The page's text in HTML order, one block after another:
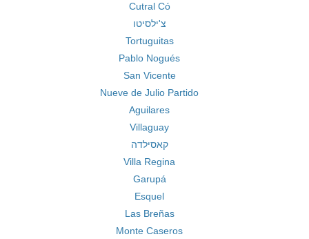
Cutral Có
צ'ילסיטו
Tortuguitas
Pablo Nogués
San Vicente
Nueve de Julio Partido
Aguilares
Villaguay
קאסילדה
Villa Regina
Garupá
Esquel
Las Breñas
Monte Caseros